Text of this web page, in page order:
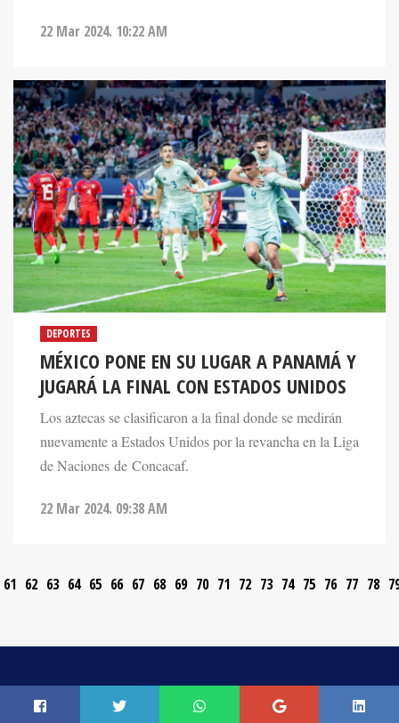
22 Mar 2024. 10:22 AM
DEPORTES
MÉXICO PONE EN SU LUGAR A PANAMÁ Y
JUGARÁ LA FINAL CON ESTADOS UNIDOS
Los aztecas se clasificaron a la final donde se medirán
nuevamente a Estados Unidos por la revancha en la Liga
de Naciones de Concacaf.
22 Mar 2024. 09:38 AM
61 62 63 64 65 66 67 68 69 70 71 72 73 74 75 76 77 78
CONTACTO